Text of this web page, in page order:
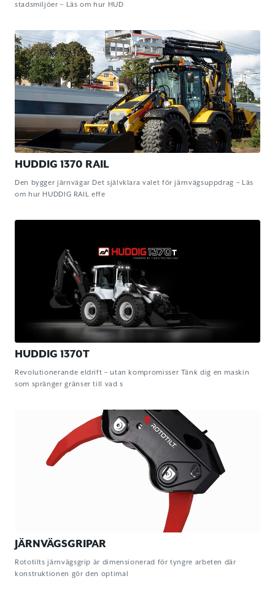
stadsmiljöer – Läs om hur HUD
HUDDIG 1370 RAIL
Den bygger järnvägar Det självklara valet för järnvägsuppdrag – Läs
om hur HUDDIG RAIL effe
HUDDIG 1370T
Revolutionerande eldrift – utan kompromisser Tänk dig en maskin
som spränger gränser till vad s
JÄRNVÄGSGRIPAR
Rototilts järnvägsgrip är dimensionerad för tyngre arbeten där
konstruktionen gör den optimal